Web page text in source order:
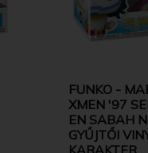
FUNKO -
XMEN '97
EN SABAH
GYŰJTŐI
KARAKTER